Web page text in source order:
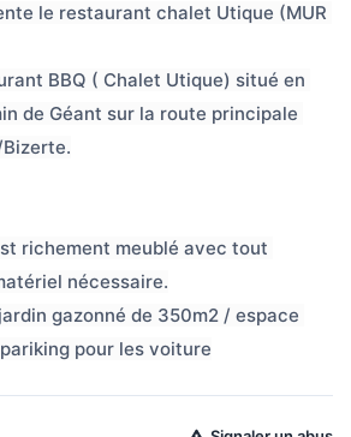
le restaurant chalet Utique (MUR
BBQ ( Chalet Utique) situé en
de Géant sur la route principale
richement meublé avec tout
nécessaire.
gazonné de 350m2 / espace
pour les voiture